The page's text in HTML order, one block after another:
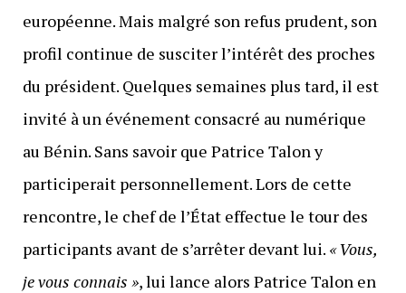
européenne. Mais malgré son refus prudent, son
profil continue de susciter l’intérêt des proches
du président. Quelques semaines plus tard, il est
invité à un événement consacré au numérique
au Bénin. Sans savoir que Patrice Talon y
participerait personnellement. Lors de cette
rencontre, le chef de l’État effectue le tour des
participants avant de s’arrêter devant lui. « Vous,
je vous connais », lui lance alors Patrice Talon en